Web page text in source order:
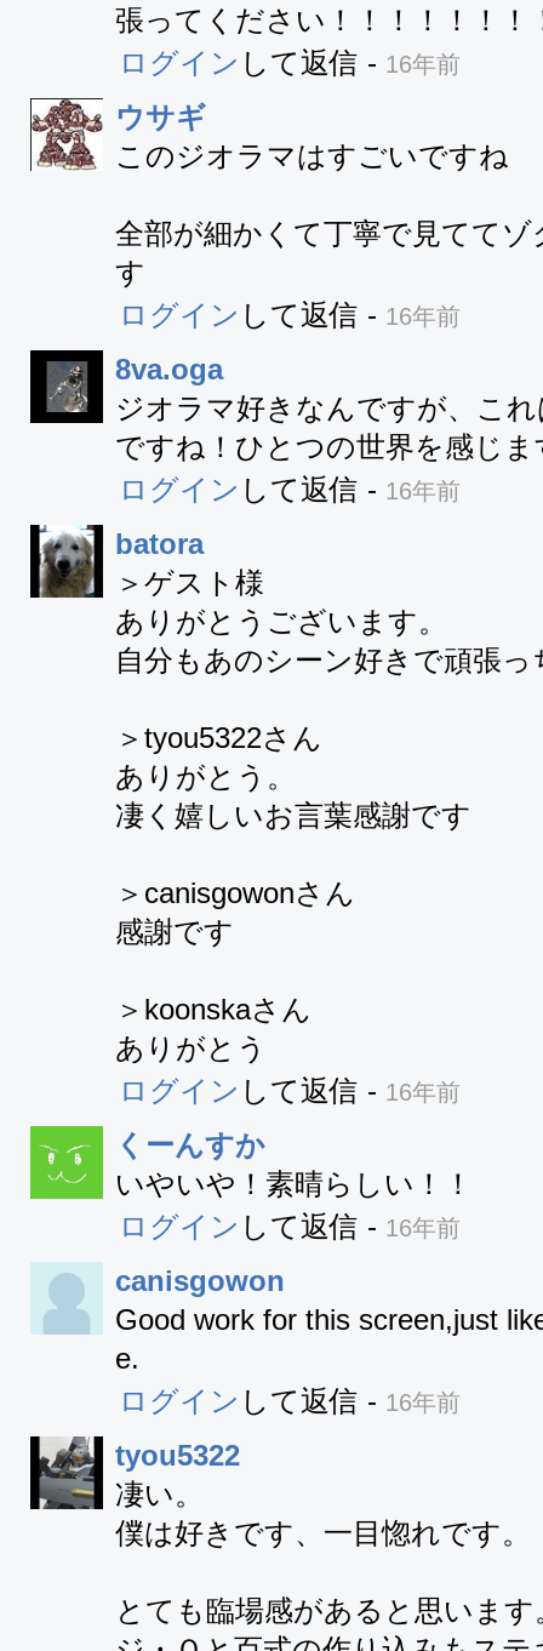
張ってください！！！！！！！
ログイン して返信 - 16年前
ウサギ
このジオラマはすごいですね
全部が細かくて丁寧で見てて
す
ログイン して返信 - 16年前
8va.oga
ジオラマ好きなんですが、こ
ですね！ひとつの世界を感じま
ログイン して返信 - 16年前
batora
＞ゲスト様
ありがとうございます。
自分もあのシーン好きで頑張
＞tyou5322さん
ありがとう。
凄く嬉しいお言葉感謝です
＞canisgowonさん
感謝です
＞koonskaさん
ありがとう
ログイン して返信 - 16年前
くーんすか
いやいや！素晴らしい！！
ログイン して返信 - 16年前
canisgowon
Good work for this screen,just
e.
ログイン して返信 - 16年前
tyou5322
凄い。
僕は好きです、一目惚れです。
とても臨場感があると思います